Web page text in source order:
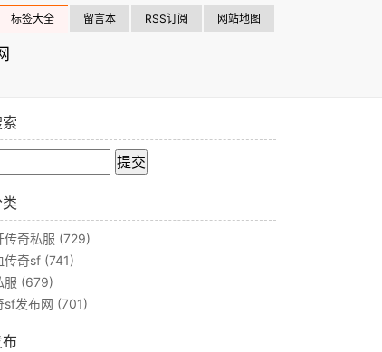
标签大全 留言本 RSS订阅 网站地图
类
传奇私服 (729)
传奇sf (741)
服 (679)
sf发布网 (701)